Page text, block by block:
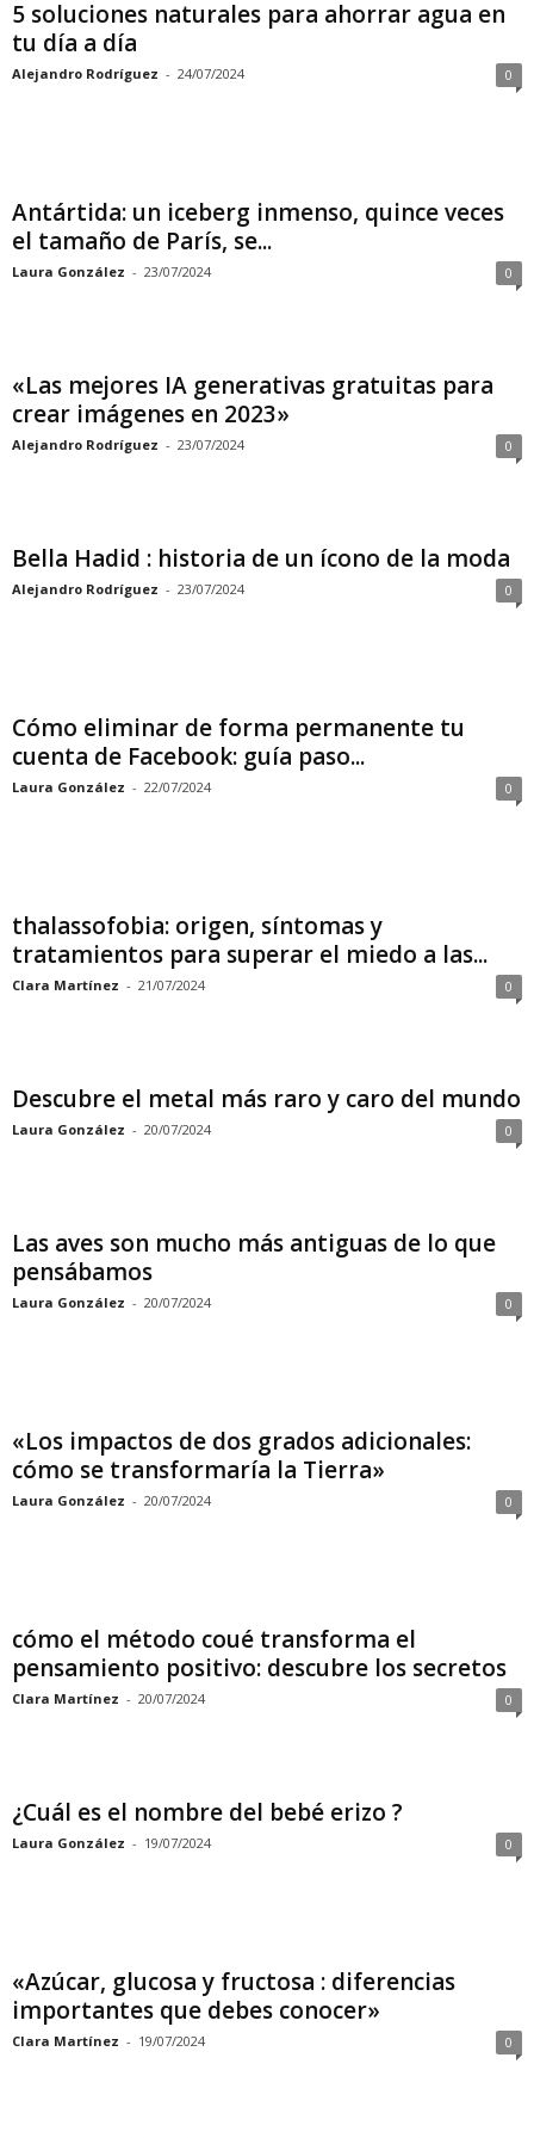
5 soluciones naturales para ahorrar agua en
tu día a día
Alejandro Rodríguez - 24/07/2024 0
Antártida: un iceberg inmenso, quince veces
el tamaño de París, se...
Laura González - 23/07/2024 0
«Las mejores IA generativas gratuitas para
crear imágenes en 2023»
Alejandro Rodríguez - 23/07/2024 0
Bella Hadid : historia de un ícono de la moda
Alejandro Rodríguez - 23/07/2024 0
Cómo eliminar de forma permanente tu
cuenta de Facebook: guía paso...
Laura González - 22/07/2024 0
thalassofobia: origen, síntomas y
tratamientos para superar el miedo a las...
Clara Martínez - 21/07/2024 0
Descubre el metal más raro y caro del mundo
Laura González - 20/07/2024 0
Las aves son mucho más antiguas de lo que
pensábamos
Laura González - 20/07/2024 0
«Los impactos de dos grados adicionales:
cómo se transformaría la Tierra»
Laura González - 20/07/2024 0
cómo el método coué transforma el
pensamiento positivo: descubre los secretos
Clara Martínez - 20/07/2024 0
¿Cuál es el nombre del bebé erizo ?
Laura González - 19/07/2024 0
«Azúcar, glucosa y fructosa : diferencias
importantes que debes conocer»
Clara Martínez - 19/07/2024 0